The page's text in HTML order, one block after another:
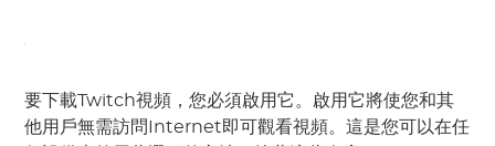
要下載Twitch視頻，您必須啟用它。啟用它將使您和其
他用戶無需訪問Internet即可觀看視頻。這是您可以在任